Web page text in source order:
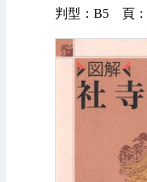
判型：B5 頁：